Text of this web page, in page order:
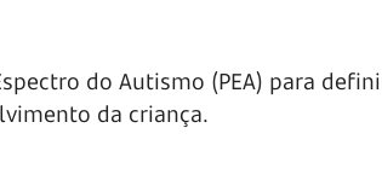
do Autismo (PEA) para
da criança.